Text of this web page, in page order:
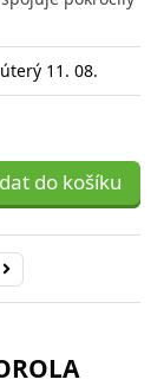
11. 08.
do košíku